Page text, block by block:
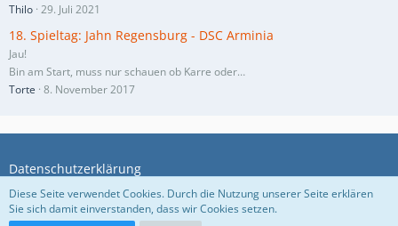
Thilo 29. Juli 2021
18. Spieltag: Jahn Regensburg - DSC Arminia
Jau!
Bin am Start, muss nur schauen ob Karre oder…
Torte 8. November 2017
Datenschutzerklärung
Diese Seite verwendet Cookies. Durch die Nutzung unserer Seite erklären
Sie sich damit einverstanden, dass wir Cookies setzen.